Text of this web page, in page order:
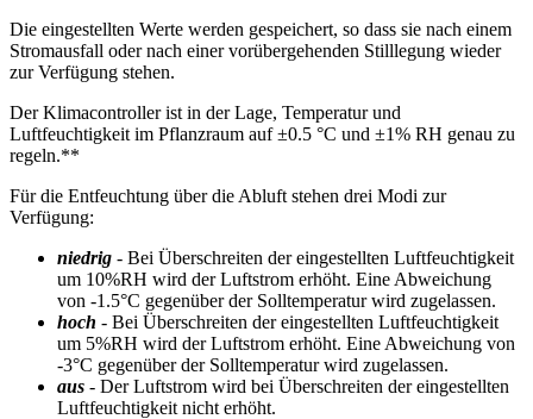
Die eingestellten Werte werden gespeichert, so dass sie nach einem
Stromausfall oder nach einer vorübergehenden Stilllegung wieder
zur Verfügung stehen.
Der Klimacontroller ist in der Lage, Temperatur und
Luftfeuchtigkeit im Pflanzraum auf ±0.5 °C und ±1% RH genau zu
regeln.**
Für die Entfeuchtung über die Abluft stehen drei Modi zur
Verfügung:
niedrig - Bei Überschreiten der eingestellten Luftfeuchtigkeit
um 10%RH wird der Luftstrom erhöht. Eine Abweichung
von -1.5°C gegenüber der Solltemperatur wird zugelassen.
hoch - Bei Überschreiten der eingestellten Luftfeuchtigkeit
um 5%RH wird der Luftstrom erhöht. Eine Abweichung von
-3°C gegenüber der Solltemperatur wird zugelassen.
aus - Der Luftstrom wird bei Überschreiten der eingestellten
Luftfeuchtigkeit nicht erhöht.